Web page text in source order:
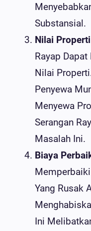
Substansial.
Nilai
Rayap
Nilai
Penyewa
Menyewa
Serangan
Masalah Ini.
Biaya
Yang Rusak
Ini